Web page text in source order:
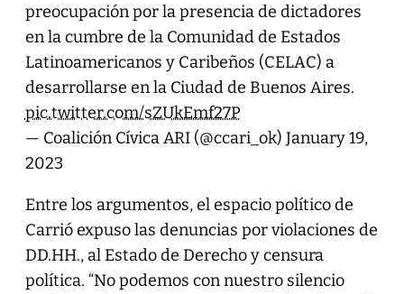
preocupación por la presencia de dictadores
en la cumbre de la Comunidad de Estados
Latinoamericanos y Caribeños (CELAC) a
desarrollarse en la Ciudad de Buenos Aires.
pic.twitter.com/sZUkEmf27P
— Coalición Cívica ARI (@ccari_ok) January 19,
2023
Entre los argumentos, el espacio político de
Carrió expuso las denuncias por violaciones de
DD.HH., al Estado de Derecho y censura
política. “No podemos con nuestro silencio